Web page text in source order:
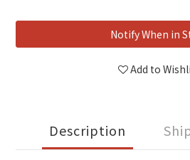
Notify When in
Add to
Description